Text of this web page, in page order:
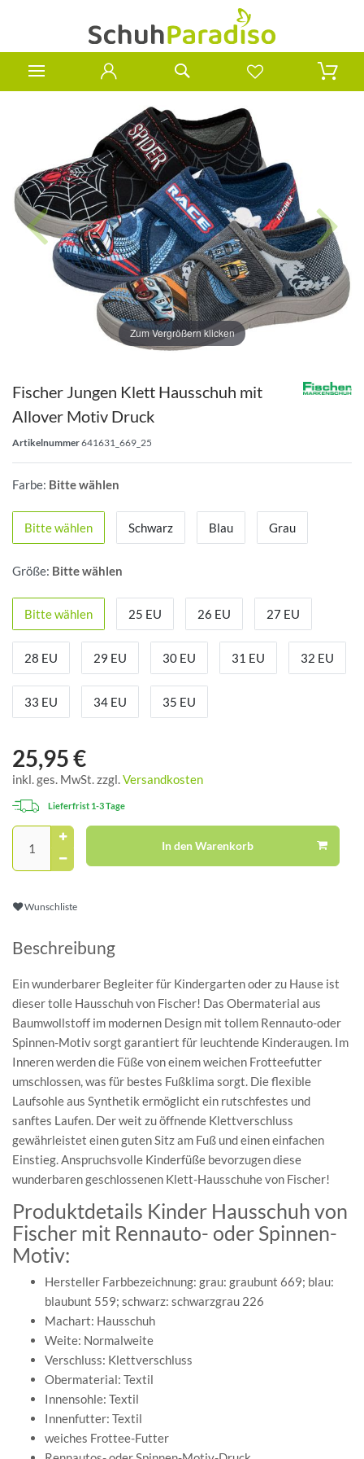
Zum Vergrößern klicken
Fischer Jungen Klett Hausschuh mit
Allover Motiv Druck
Artikelnummer641631_669_25
Farbe: Bitte wählen
Bitte wählen Schwarz Blau Grau
Größe: Bitte wählen
Bitte wählen 25 EU 26 EU 27 EU
28 EU 29 EU 30 EU 31 EU 32 EU
33 EU 34 EU 35 EU
25,95 €
inkl. ges. MwSt. zzgl.Versandkosten
Lieferfrist 1-3 Tage
In den Warenkorb
Wunschliste
Beschreibung
Ein wunderbarer Begleiter für Kindergarten oder zu Hause ist
dieser tolle Hausschuh von Fischer! Das Obermaterial aus
Baumwollstoff im modernen Design mit tollem Rennauto-oder
Spinnen-Motiv sorgt garantiert für leuchtende Kinderaugen. Im
Inneren werden die Füße von einem weichen Frotteefutter
umschlossen, was für bestes Fußklima sorgt. Die flexible
Laufsohle aus Synthetik ermöglicht ein rutschfestes und
sanftes Laufen. Der weit zu öffnende Klettverschluss
gewährleistet einen guten Sitz am Fuß und einen einfachen
Einstieg. Anspruchsvolle Kinderfüße bevorzugen diese
wunderbaren geschlossenen Klett-Hausschuhe von Fischer!
Produktdetails Kinder Hausschuh von
Fischer mit Rennauto- oder Spinnen-
Motiv:
Hersteller Farbbezeichnung: grau: graubunt 669; blau:
blaubunt 559; schwarz: schwarzgrau 226
Machart: Hausschuh
Weite: Normalweite
Verschluss: Klettverschluss
Obermaterial: Textil
Innensohle: Textil
Innenfutter: Textil
weiches Frottee-Futter